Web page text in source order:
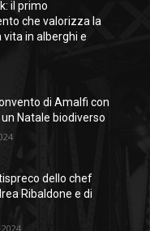
il primo
che valorizza la
vita in alberghi e
di Amalfi con
Natale biodiverso
dello chef
Ribaldone e di